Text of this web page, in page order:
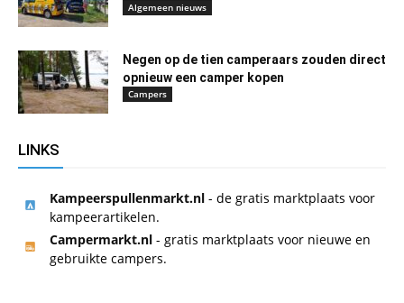
Algemeen nieuws
Negen op de tien camperaars zouden direct
opnieuw een camper kopen
Campers
LINKS
Kampeerspullenmarkt.nl - de gratis marktplaats voor
kampeerartikelen.
Campermarkt.nl - gratis marktplaats voor nieuwe en
gebruikte campers.